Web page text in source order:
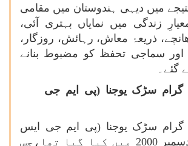
میں دیہی ہندوستان میں مقامی
زندگی میں نمایاں بہتری آئی،
ذریعۂ معاش، رہائش، روزگار،
سماجی تحفظ کو مضبوط بنانے
گئے۔
گرام سڑک یوجنا (پی ایم جی
گرام سڑک یوجنا (پی ایم جی ایس
وائی) کا آغاز دسمبر 2000 میں کیا گیا تھا،جس